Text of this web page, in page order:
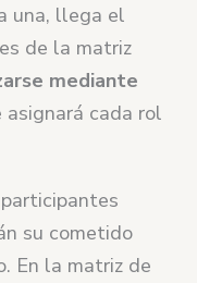
una, llega el
de la matriz
mediante
asignará cada rol
su cometido
En la matriz de